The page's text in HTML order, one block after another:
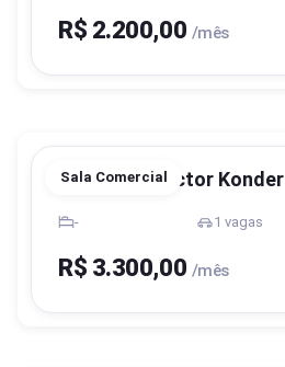
R$ 2.200,00 /mês
Sala Comercial
Blumenau, Victor Konder
- 1 vagas
R$ 3.300,00 /mês